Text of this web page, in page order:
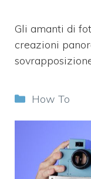
Gli amanti di
creazioni
Categorie
How To